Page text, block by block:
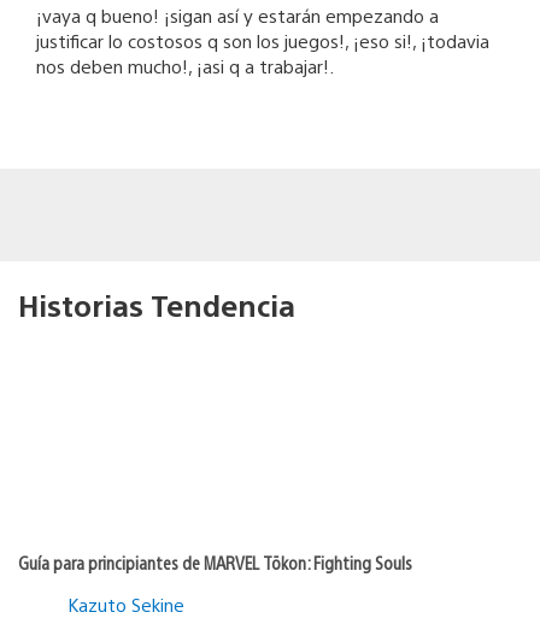
¡vaya q bueno! ¡sigan así y estarán empezando a
justificar lo costosos q son los juegos!, ¡eso si!, ¡todavia
nos deben mucho!, ¡asi q a trabajar!.
Historias Tendencia
Guía para principiantes de MARVEL Tōkon: Fighting Souls
Kazuto Sekine